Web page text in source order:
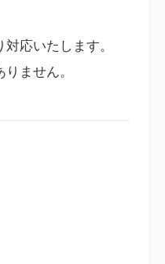
応いたします。
ません。